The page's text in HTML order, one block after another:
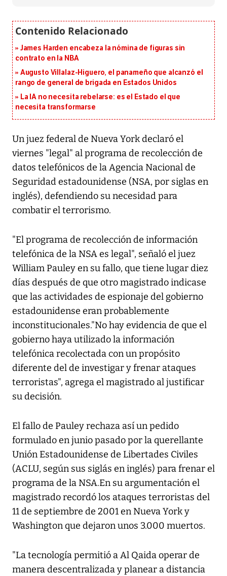
James Harden encabeza la nómina de figuras sin
contrato en la NBA
Augusto Villalaz-Higuero, el panameño que alcanzó el
rango de general de brigada en Estados Unidos
La IA no necesita rebelarse: es el Estado el que
necesita transformarse
Un juez federal de Nueva York declaró el
viernes "legal" al programa de recolección de
datos telefónicos de la Agencia Nacional de
Seguridad estadounidense (NSA, por siglas en
inglés), defendiendo su necesidad para
combatir el terrorismo.
"El programa de recolección de información
telefónica de la NSA es legal", señaló el juez
William Pauley en su fallo, que tiene lugar diez
días después de que otro magistrado indicase
que las actividades de espionaje del gobierno
estadounidense eran probablemente
inconstitucionales."No hay evidencia de que el
gobierno haya utilizado la información
telefónica recolectada con un propósito
diferente del de investigar y frenar ataques
terroristas", agrega el magistrado al justificar
su decisión.
El fallo de Pauley rechaza así un pedido
formulado en junio pasado por la querellante
Unión Estadounidense de Libertades Civiles
(ACLU, según sus siglás en inglés) para frenar el
programa de la NSA.En su argumentación el
magistrado recordó los ataques terroristas del
11 de septiembre de 2001 en Nueva York y
Washington que dejaron unos 3.000 muertos.
"La tecnología permitió a Al Qaida operar de
manera descentralizada y planear a distancia